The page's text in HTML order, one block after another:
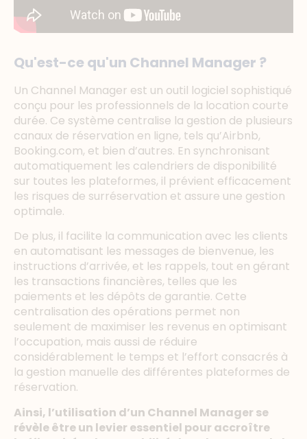
Qu'est-ce qu'un Channel Manager ?
Un Channel Manager est un outil logiciel sophistiqué
conçu pour les professionnels de la location courte
durée. Ce système centralise la gestion de plusieurs
canaux de réservation en ligne, tels qu’Airbnb,
Booking.com, et bien d’autres. En synchronisant
automatiquement les calendriers de disponibilité
sur toutes les plateformes, il prévient efficacement
les risques de surréservation et assure une gestion
optimale.
De plus, il facilite la communication avec les clients
en automatisant les messages de bienvenue, les
instructions d’arrivée, et les rappels, tout en gérant
les transactions financières, telles que les
paiements et les dépôts de garantie. Cette
centralisation des opérations permet non
seulement de maximiser les revenus en optimisant
l’occupation, mais aussi de réduire
considérablement le temps et l’effort consacrés à
la gestion manuelle des différentes plateformes de
réservation.
Ainsi, l’utilisation d’un Channel Manager se
révèle être un levier essentiel pour accroître